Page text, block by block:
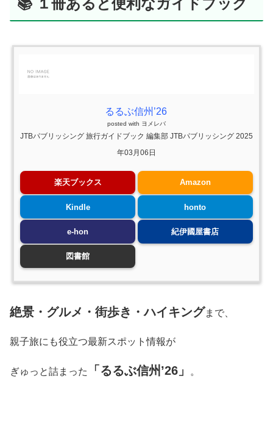
るるぶ信州’26
posted with ヨメレバ
JTBパブリッシング 旅行ガイドブック 編集部 JTBパブリッシング 2025
年03月06日
楽天ブックス Amazon
Kindle honto
e-hon 紀伊國屋書店
図書館
絶景・グルメ・街歩き・ハイキングまで、
親子旅にも役立つ最新スポット情報が
ぎゅっと詰まった 「るるぶ信州’26」 。